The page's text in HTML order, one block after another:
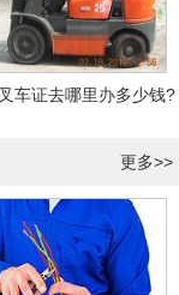
车证去哪里办多少钱?
更多>>